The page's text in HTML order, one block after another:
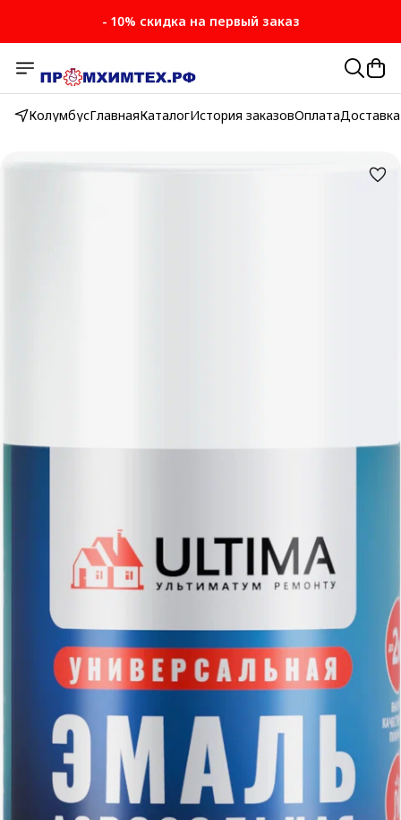
- 10% скидка на первый заказ
КолумбусГлавнаяКаталогИстория заказовОплатаДоставка